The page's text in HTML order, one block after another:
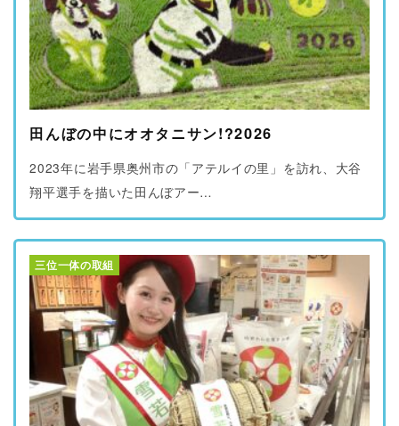
プライバシーポリシー
田んぼの中にオオタニサン!?2026
2023年に岩手県奥州市の「アテルイの里」を訪れ、大谷
翔平選手を描いた田んぼアー…
三位一体の取組